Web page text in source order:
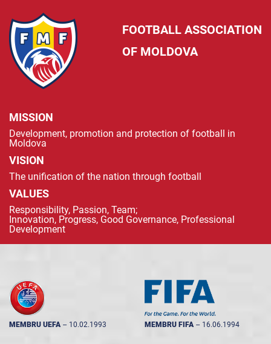
FOOTBALL ASSOCIATION
OF MOLDOVA
MISSION
Development, promotion and protection of football in
Moldova
VISION
The unification of the nation through football
VALUES
Responsibility, Passion, Team;
Innovation, Progress, Good Governance, Professional
Development
MEMBRU UEFA -- 10.02.1993 MEMBRU FIFA -- 16.06.1994